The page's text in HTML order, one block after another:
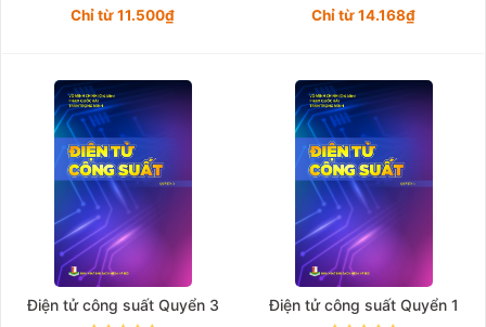
Chỉ từ 11.500₫
Chỉ từ 14.168₫
Điện tử công suất Quyển 3 Điện tử công suất Quyển 1